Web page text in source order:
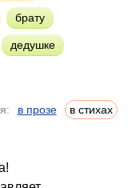
брату
дедушке
в прозе в стихах